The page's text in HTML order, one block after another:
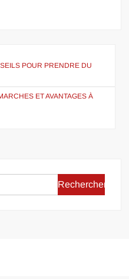
POUR PRENDRE DU
ET AVANTAGES À
Rechercher :